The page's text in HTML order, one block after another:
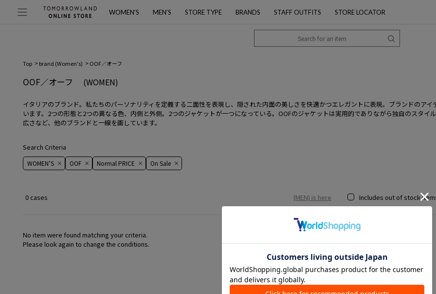
WOMEN’S MEN’S STORE TYPE BRANDS STAFF OUTFITS STORE LOCATOR
Top brand (Women's) OOF／オーフ
OOF／オーフ (WOMEN)
イタリアのブランド。私たちのパーソナリティを定義する二面性を表現し、隠された内面の美しさを快適かつエレガントに表現。ブランドのア
います。2つの形態と2つの異なる色、内側と外側。2つのジャケットが一つになっている。OOFのジャケットは実用的でありながら独自のスタ
広さなど、他のブランドと一線を画しています。
Search Criteria
WOMEN’S OOF Normal PRICE On ​​Sale​​
0 cases (MEN) is here Includes out of stock
No item were found matching your criteria.
Please look again to change the conditions.